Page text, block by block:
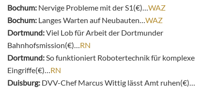
Bochum: Nervige Probleme mit der S1(€)… WAZ
Bochum: Langes Warten auf Neubauten… WAZ
Dortmund:Viel Lob für Arbeit der Dortmunder
Bahnhofsmission(€)… RN
Dortmund: So funktioniert Robotertechnik für komplexe
Eingriffe(€)… RN
Duisburg: DVV-Chef Marcus Wittig lässt Amt ruhen(€)…